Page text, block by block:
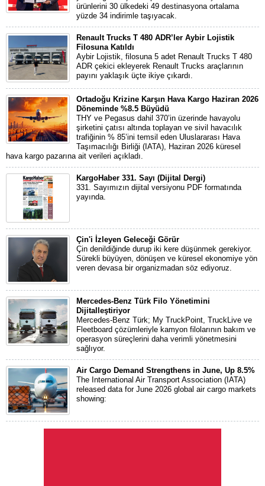
ürünlerini 30 ülkedeki 49 destinasyona ortalama
yüzde 34 indirimle taşıyacak.
Renault Trucks T 480 ADR’ler Aybir Lojistik
Filosuna Katıldı
Aybir Lojistik, filosuna 5 adet Renault Trucks T 480
ADR çekici ekleyerek Renault Trucks araçlarının
payını yaklaşık üçte ikiye çıkardı.
Ortadoğu Krizine Karşın Hava Kargo Haziran 2026
Döneminde %8.5 Büyüdü
THY ve Pegasus dahil 370’in üzerinde havayolu
şirketini çatısı altında toplayan ve sivil havacılık
trafiğinin % 85’ini temsil eden Uluslararası Hava
Taşımacılığı Birliği (IATA), Haziran 2026 küresel
hava kargo pazarına ait verileri açıkladı.
KargoHaber 331. Sayı (Dijital Dergi)
331. Sayımızın dijital versiyonu PDF formatında
yayında.
Çin'i İzleyen Geleceği Görür
Çin denildiğinde durup iki kere düşünmek gerekiyor.
Sürekli büyüyen, dönüşen ve küresel ekonomiye yön
veren devasa bir organizmadan söz ediyoruz.
Mercedes-Benz Türk Filo Yönetimini
Dijitalleştiriyor
Mercedes-Benz Türk; My TruckPoint, TruckLive ve
Fleetboard çözümleriyle kamyon filolarının bakım ve
operasyon süreçlerini daha verimli yönetmesini
sağlıyor.
Air Cargo Demand Strengthens in June, Up 8.5%
The International Air Transport Association (IATA)
released data for June 2026 global air cargo markets
showing: